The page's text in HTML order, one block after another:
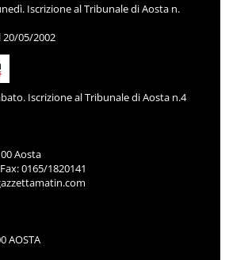
Iscrizione al Tribunale di Aosta n.
05/2002
Iscrizione al Tribunale di Aosta n.4
Aosta
0165/1820141
AOSTA